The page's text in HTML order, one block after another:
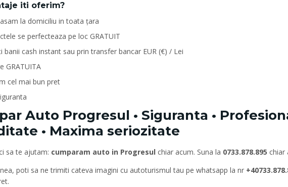
iti oferim?
la domiciliu in toata țara
se perfecteaza pe loc GRATUIT
banii cash instant sau prin transfer bancar EUR (€) / Lei
GRATUITA
cel mai bun pret
Auto Progresul • Siguranta •
• Maxima seriozitate
sa te ajutam: cumparam auto in Progresul chiar acum. Suna la 0733.878.895 chiar
poti sa ne trimiti cateva imagini cu autoturismul tau pe whatsapp la nr